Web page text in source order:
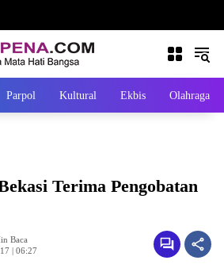
Parpol Kultural Ekbis Olahraga
Terima Pengobatan
Baca
| 06:27